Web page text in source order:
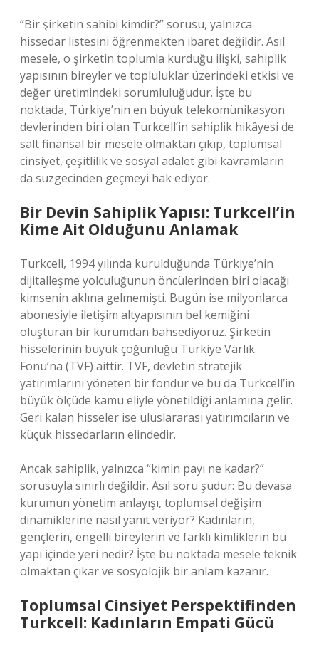
“Bir şirketin sahibi kimdir?” sorusu, yalnızca
hissedar listesini öğrenmekten ibaret değildir. Asıl
mesele, o şirketin toplumla kurduğu ilişki, sahiplik
yapısının bireyler ve topluluklar üzerindeki etkisi ve
değer üretimindeki sorumluluğudur. İşte bu
noktada, Türkiye’nin en büyük telekomünikasyon
devlerinden biri olan Turkcell’in sahiplik hikâyesi de
salt finansal bir mesele olmaktan çıkıp, toplumsal
cinsiyet, çeşitlilik ve sosyal adalet gibi kavramların
da süzgecinden geçmeyi hak ediyor.
Bir Devin Sahiplik Yapısı: Turkcell’in
Kime Ait Olduğunu Anlamak
Turkcell, 1994 yılında kurulduğunda Türkiye’nin
dijitalleşme yolculuğunun öncülerinden biri olacağı
kimsenin aklına gelmemişti. Bugün ise milyonlarca
abonesiyle iletişim altyapısının bel kemiğini
oluşturan bir kurumdan bahsediyoruz. Şirketin
hisselerinin büyük çoğunluğu Türkiye Varlık
Fonu’na (TVF) aittir. TVF, devletin stratejik
yatırımlarını yöneten bir fondur ve bu da Turkcell’in
büyük ölçüde kamu eliyle yönetildiği anlamına gelir.
Geri kalan hisseler ise uluslararası yatırımcıların ve
küçük hissedarların elindedir.
Ancak sahiplik, yalnızca “kimin payı ne kadar?”
sorusuyla sınırlı değildir. Asıl soru şudur: Bu devasa
kurumun yönetim anlayışı, toplumsal değişim
dinamiklerine nasıl yanıt veriyor? Kadınların,
gençlerin, engelli bireylerin ve farklı kimliklerin bu
yapı içinde yeri nedir? İşte bu noktada mesele teknik
olmaktan çıkar ve sosyolojik bir anlam kazanır.
Toplumsal Cinsiyet Perspektifinden
Turkcell: Kadınların Empati Gücü